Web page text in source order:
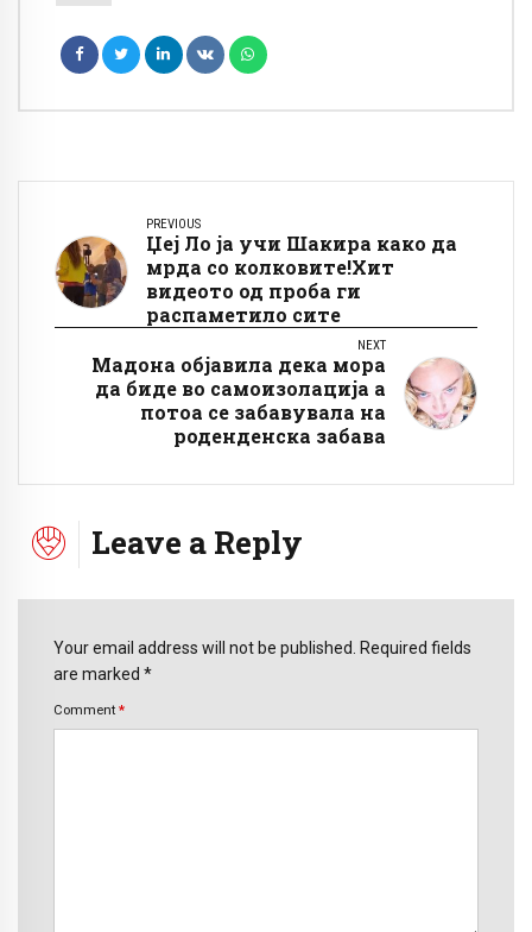
PREVIOUS
Џеј Ло ја учи Шакира како да
мрда со колковите!Хит
видеото од проба ги
распаметило сите
NEXT
Мадона објавила дека мора
да биде во самоизолација а
потоа се забавувала на
роденденска забава
Leave a Reply
Your email address will not be published. Required fields
are marked *
Comment *